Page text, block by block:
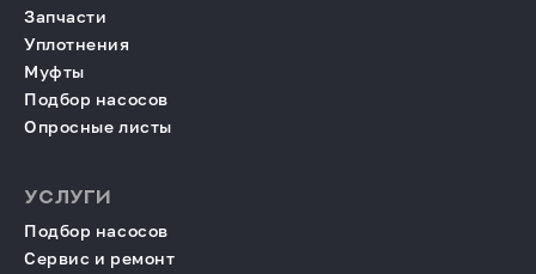
Запчасти
Уплотнения
Муфты
Подбор насосов
Опросные листы
УСЛУГИ
Подбор насосов
Сервис и ремонт